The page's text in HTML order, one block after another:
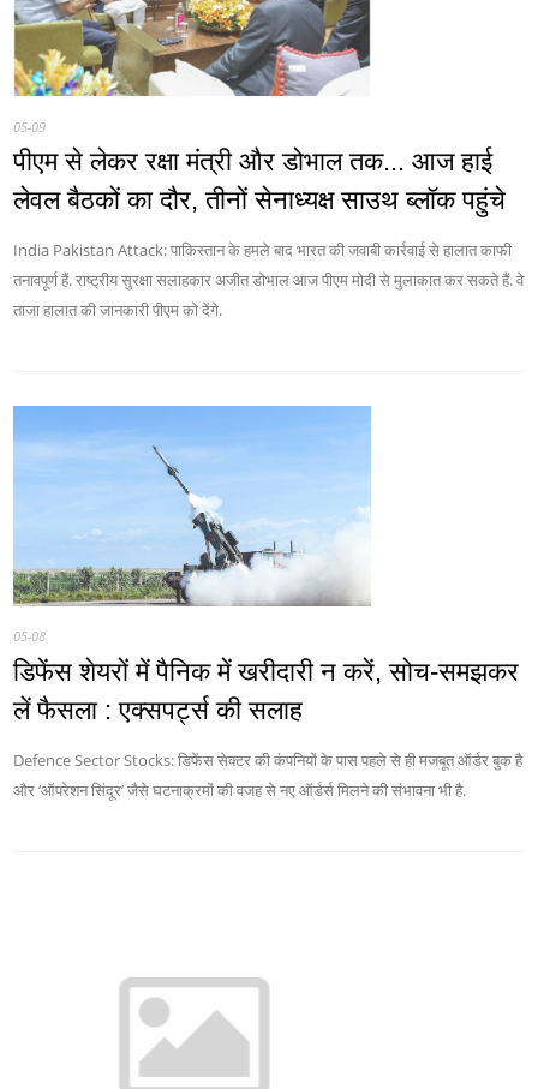
05-09
पीएम से लेकर रक्षा मंत्री और डोभाल तक... आज हाई
लेवल बैठकों का दौर, तीनों सेनाध्यक्ष साउथ ब्लॉक पहुंचे
India Pakistan Attack: पाकिस्‍तान के हमले बाद भारत की जवाबी कार्रवाई से हालात काफी
तनावपूर्ण हैं. राष्ट्रीय सुरक्षा सलाहकार अजीत डोभाल आज पीएम मोदी से मुलाकात कर सकते हैं. वे
ताजा हालात की जानकारी पीएम को देंगे.
05-08
डिफेंस शेयरों में पैनिक में खरीदारी न करें, सोच-समझकर
लें फैसला : एक्सपर्ट्स की सलाह
Defence Sector Stocks: डिफेंस सेक्टर की कंपनियों के पास पहले से ही मजबूत ऑर्डर बुक है
और ‘ऑपरेशन सिंदूर’ जैसे घटनाक्रमों की वजह से नए ऑर्डर्स मिलने की संभावना भी है.